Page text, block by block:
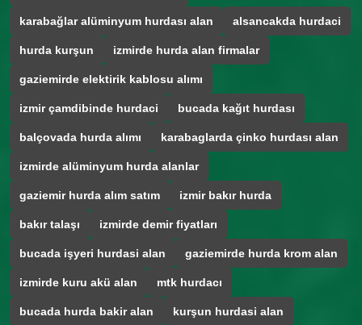
karabağlar alüminyum hurdası alan alsancakda hurdaci
hurda kurşun izmirde hurda alan firmalar
gaziemirde elektirik kablosu alımı
izmir çamdibinde hurdaci bucada kağıt hurdası
balçovada hurda alımı karabaglarda çinko hurdası alan
izmirde alüminyum hurda alanlar
gaziemir hurda alım satım izmir bakır hurda
bakır talaşı izmirde demir fiyatları
bucada işyeri hurdasi alan gaziemirde hurda krom alan
izmirde kuru akü alan mtk hurdacı
bucada hurda bakir alan kurşun hurdasi alan